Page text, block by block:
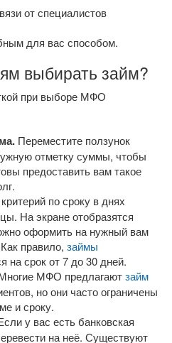
от специалистов
для вас способом.
выбирать займ?
при выборе МФО
Переместите ползунок
отметку суммы, чтобы
предоставить вам такое
по сроку в днях
На экране отобразятся
оформить на нужный вам
правило, займы
на срок от 7 до 30 дней.
МФО предлагаютзайм
но они часто ограничены
и сроку.
у вас есть банковская
на неё. Существуют